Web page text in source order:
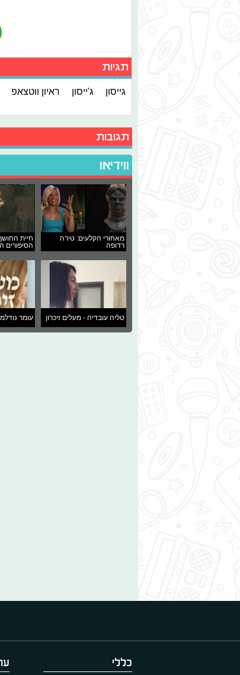
תגיות
גייסון ג'ייסון ראיון ווטצאפ
תגובות
ווידיאו
מאחורי הקלעים: טירה
רדופה
חיית
הסיפורים
טליה עובדיה - מעלים זיכרון עומר
כללי